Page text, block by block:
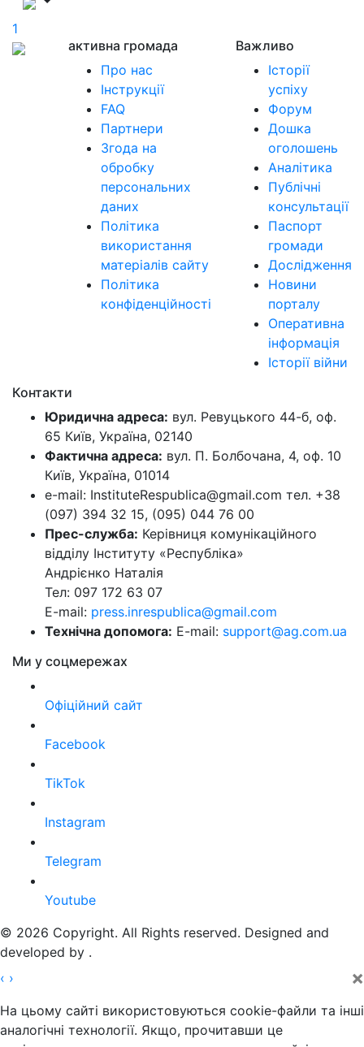
1
активна громада
Про нас
Інструкції
FAQ
Партнери
Згода на
обробку
персональних
даних
Політика
використання
матеріалів сайту
Політика
конфіденційності
Важливо
Історії
успіху
Форум
Дошка
оголошень
Аналітика
Публічні
консультації
Паспорт
громади
Дослідження
Новини
порталу
Оперативна
інформація
Історії війни
Контакти
Юридична адреса: вул. Ревуцького 44-б, оф.
65 Київ, Україна, 02140
Фактична адреса: вул. П. Болбочана, 4, оф. 10
Київ, Україна, 01014
e-mail: InstituteRespublica@gmail.com тел. +38
(097) 394 32 15, (095) 044 76 00
Прес-служба: Керівниця комунікаційного
відділу Інституту «Республіка»
Андрієнко Наталія
Тел: 097 172 63 07
E-mail: press.inrespublica@gmail.com
Технічна допомога: E-mail: support@ag.com.ua
Ми у соцмережах
Офіційний сайт
Facebook
TikTok
Instagram
Telegram
Youtube
© 2026 Copyright. All Rights reserved. Designed and
developed by .
‹ › ×
На цьому сайті використовуються cookie-файли та інші
аналогічні технології. Якщо, прочитавши це